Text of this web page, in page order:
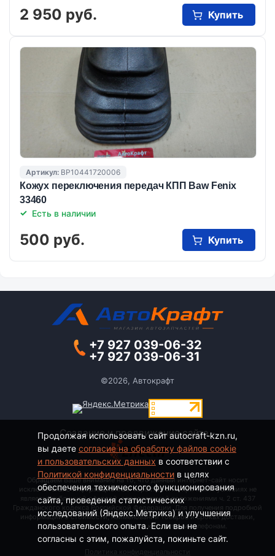
2 950 руб. Купить
Артикул: BP10441720006
Кожух переключения передач КПП Baw Fenix
33460
Есть в наличии
500 руб. Купить
+7 927 039-06-32
+7 927 039-06-31
©2026, Автокрафт
Создание и продвижение сайта -
Обращаем Ваше внимание на то, что данный интернет-сайт носит
исключительно информационный характер и ни при каких условиях не
является публичной офертой, определяемой положениями ч. 2 ст. 437
Гражданского кодекса Российской Федерации. Для получения подробной
информации о стоимости, наименовании товаров и сроках доставки,
пожалуйста, обращайтесь по контактным телефонам.
Политика конфиденциальности
Продолжая использовать сайт autocraft-kzn.ru,
вы даете согласие на обработку файлов cookie
и пользовательских данных в соответствии с
Политикой конфиденциальностив целях
обеспечения технического функционирования
сайта, проведения статистических
исследований (Яндекс.Метрика) и улучшения
пользовательского опыта. Если вы не
согласны с этим, пожалуйста, покиньте сайт.